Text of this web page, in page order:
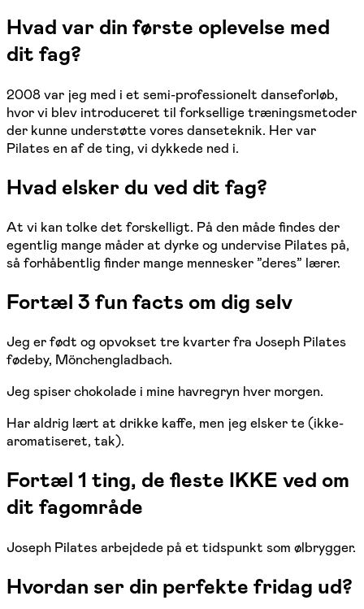
Hvad var din første oplevelse med
dit fag?
2008 var jeg med i et semi-professionelt danseforløb,
hvor vi blev introduceret til forksellige træningsmetoder
der kunne understøtte vores danseteknik. Her var
Pilates en af de ting, vi dykkede ned i.
Hvad elsker du ved dit fag?
At vi kan tolke det forskelligt. På den måde findes der
egentlig mange måder at dyrke og undervise Pilates på,
så forhåbentlig finder mange mennesker ”deres” lærer.
Fortæl 3 fun facts om dig selv
Jeg er født og opvokset tre kvarter fra Joseph Pilates
fødeby, Mönchengladbach.
Jeg spiser chokolade i mine havregryn hver morgen.
Har aldrig lært at drikke kaffe, men jeg elsker te (ikke-
aromatiseret, tak).
Fortæl 1 ting, de fleste IKKE ved om
dit fagområde
Joseph Pilates arbejdede på et tidspunkt som ølbrygger.
Hvordan ser din perfekte fridag ud?